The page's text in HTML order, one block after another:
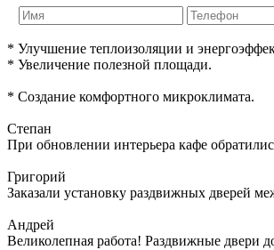
* Улучшение теплоизоляции и
* Увеличение полезной площади.
* Создание комфортного микроклимата.
Степан
При обновлении интерьера кафе
Григорий
Заказали установку раздвижных дверей
Андрей
Великолепная работа! Раздвижные двери